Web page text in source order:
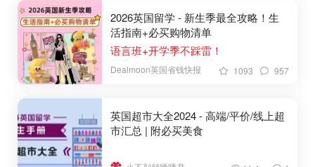
2026英国留学 - 新生季最全攻略！生
活指南+必买购物清单
语言班+开学季不踩雷！
Dealmoon英国省钱快报 1093 957
英国超市大全2024 - 高端/平价/线上超
市汇总 | 附必买美食